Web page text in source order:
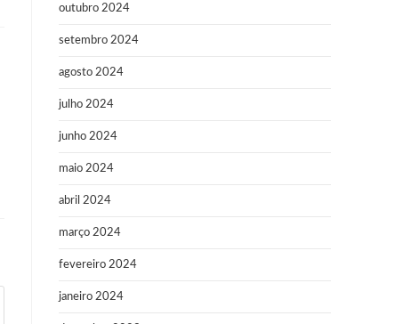
outubro 2024
setembro 2024
agosto 2024
julho 2024
junho 2024
maio 2024
abril 2024
março 2024
fevereiro 2024
janeiro 2024